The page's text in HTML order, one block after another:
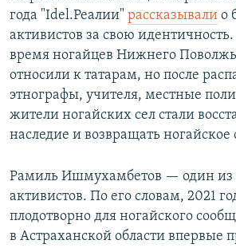
года "Idel.Реалии" рассказывали о
активистов за свою идентичность.
время ногайцев Нижнего
относили к татарам, но после
этнографы, учителя, местные
жители ногайских сел стали
наследие и возвращать ногайское
Рамиль Ишмухамбетов — один из
активистов. По его словам, 2021
плодотворно для ногайского
в Астраханской области впервые